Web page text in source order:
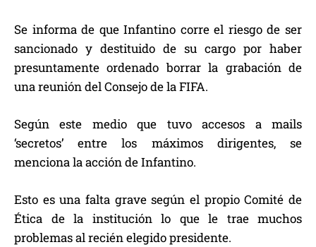
Se informa de que Infantino corre el riesgo de ser
sancionado y destituido de su cargo por haber
presuntamente ordenado borrar la grabación de
una reunión del Consejo de la FIFA.
Según este medio que tuvo accesos a mails
‘secretos’ entre los máximos dirigentes, se
menciona la acción de Infantino.
Esto es una falta grave según el propio Comité de
Ética de la institución lo que le trae muchos
problemas al recién elegido presidente.